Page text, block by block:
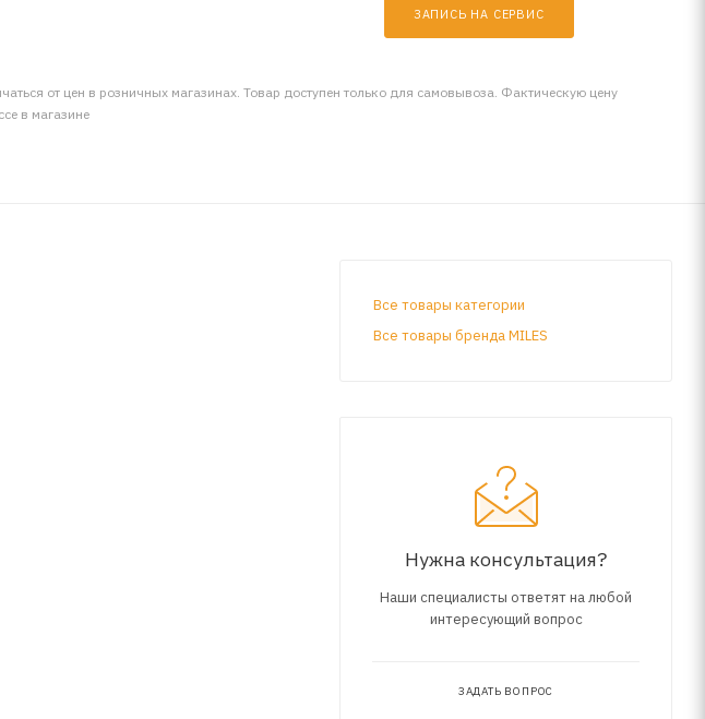
ЗАПИСЬ НА СЕРВИС
от цен в розничных магазинах. Товар доступен только для самовывоза. Фактическую цену
в магазине
Все товары категории
Все товары бренда MILES
Нужна консультация?
Наши специалисты ответят на любой
интересующий вопрос
ЗАДАТЬ ВОПРОС